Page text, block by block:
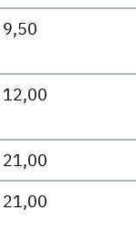
9,50
12,00
21,00
21,00